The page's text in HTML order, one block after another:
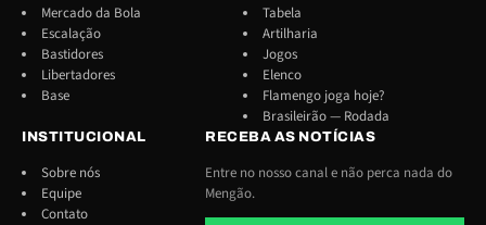
Mercado da Bola
Escalação
Bastidores
Libertadores
Base
Tabela
Artilharia
Jogos
Elenco
Flamengo joga hoje?
Brasileirão — Rodada
INSTITUCIONAL
Sobre nós
Equipe
Contato
RECEBA AS NOTÍCIAS
Entre no nosso canal e não perca nada do
Mengão.